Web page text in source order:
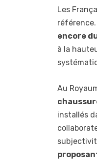
Les
encore
à la
Au
installés